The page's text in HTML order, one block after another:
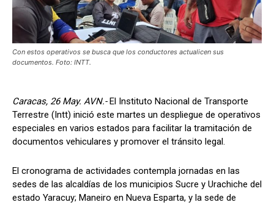
Con estos operativos se busca que los conductores actualicen sus
documentos. Foto: INTT.
Caracas, 26 May. AVN.- El Instituto Nacional de Transporte
Terrestre (Intt) inició este martes un despliegue de operativos
especiales en varios estados para facilitar la tramitación de
documentos vehiculares y promover el tránsito legal.
El cronograma de actividades contempla jornadas en las
sedes de las alcaldías de los municipios Sucre y Urachiche del
estado Yaracuy; Maneiro en Nueva Esparta, y la sede de